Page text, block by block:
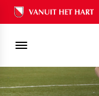
Ons nalatenschap